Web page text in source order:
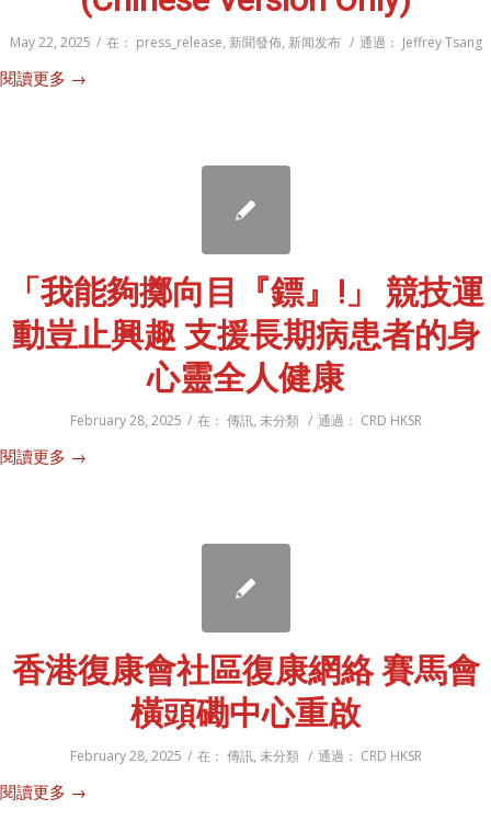
May 22, 2025 / 在： press_release, 新聞發佈, 新闻发布 / 通過： Jeffrey Tsang
閱讀更多 →
「我能夠擲向目『鏢』!」 競技運
動豈止興趣 支援長期病患者的身
心靈全人健康
February 28, 2025 / 在： 傳訊, 未分類 / 通過： CRD HKSR
閱讀更多 →
香港復康會社區復康網絡 賽馬會
橫頭磡中心重啟
February 28, 2025 / 在： 傳訊, 未分類 / 通過： CRD HKSR
閱讀更多 →